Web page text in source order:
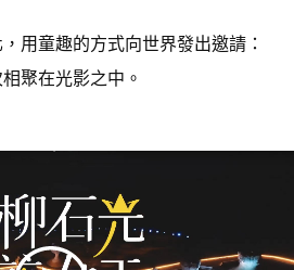
用童趣的方式向世界發出邀請：
聚在光影之中。